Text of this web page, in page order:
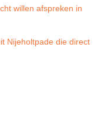
willen afspreken in
Nijeholtpade die direct